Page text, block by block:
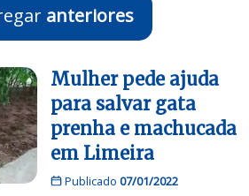
anteriores
Mulher pede ajuda
para salvar gata
prenha e machucada
em Limeira
Publicado 07/01/2022